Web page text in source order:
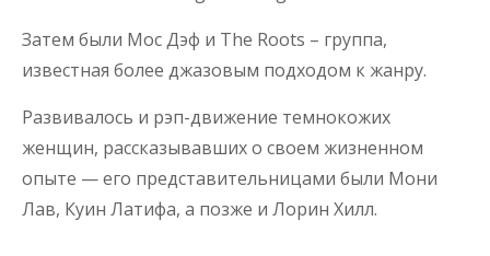
Затем были Мос Дэф и The Roots – группа,
известная более джазовым подходом к жанру.
Развивалось и рэп-движение темнокожих
женщин, рассказывавших о своем жизненном
опыте — его представительницами были Мони
Лав, Куин Латифа, а позже и Лорин Хилл.